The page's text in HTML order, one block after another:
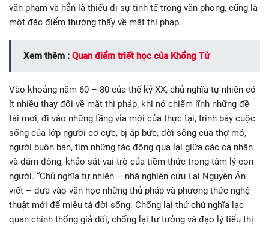
văn phạm và hẳn là thiếu đi sự tinh tế trong văn phong, cũng là
một đặc điểm thường thấy về mặt thi pháp.
Xem thêm : Quan điểm triết học của Khổng Tử
Vào khoảng năm 60 – 80 của thế kỷ XX, chủ nghĩa tự nhiên có
ít nhiều thay đổi về mặt thi pháp, khi nó chiếm lĩnh những đề
tài mới, đi vào những tầng vỉa mới của thực tại, trình bày cuộc
sống của lớp người cơ cực, bị áp bức, đời sống của thợ mỏ,
người buôn bán, tìm những tác động qua lại giữa các cá nhân
và đám đông, khảo sát vai trò của tiềm thức trong tâm lý con
người. “Chủ nghĩa tự nhiên – nhà nghiên cứu Lại Nguyên Ân
viết – đưa vào văn học những thủ pháp và phương thức nghệ
thuật mới để miêu tả đời sống. Chống lại thứ chủ nghĩa lạc
quan chính thống giả dối, chống lại tư tưởng và đạo lý tiểu thị